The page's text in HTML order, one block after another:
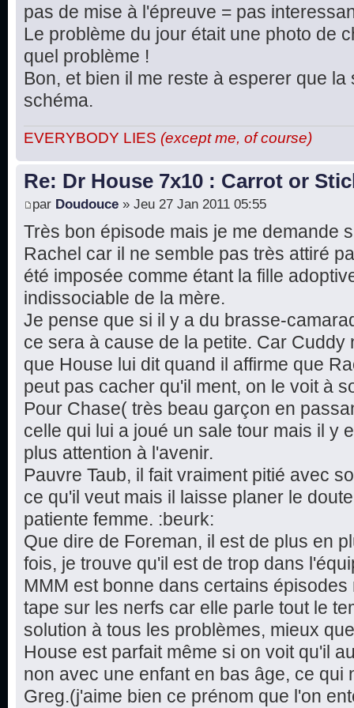
pas de mise à l'épreuve = pas
Le problème du jour était une photo de
quel problème !
Bon, et bien il me reste à esperer que
schéma.
EVERYBODY LIES (except me, of course)
Re: Dr House 7x10 : Carrot or
par Doudouce » Jeu 27 Jan 2011 05:55
Très bon épisode mais je me demande
Rachel car il ne semble pas très attiré
été imposée comme étant la fille
indissociable de la mère.
Je pense que si il y a du brasse-
ce sera à cause de la petite. Car
que House lui dit quand il affirme que
peut pas cacher qu'il ment, on le voit à
Pour Chase( très beau garçon en
celle qui lui a joué un sale tour mais il y
plus attention à l'avenir.
Pauvre Taub, il fait vraiment pitié avec
ce qu'il veut mais il laisse planer le
patiente femme. :beurk:
Que dire de Foreman, il est de plus en
fois, je trouve qu'il est de trop dans
MMM est bonne dans certains
tape sur les nerfs car elle parle tout le
solution à tous les problèmes, mieux
House est parfait même si on voit qu'il
non avec une enfant en bas âge, ce qui
Greg.(j'aime bien ce prénom que l'on